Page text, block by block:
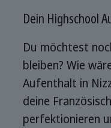
Dein Highschool
Du möchtest
bleiben? Wie
Aufenthalt in
deine
perfektionieren